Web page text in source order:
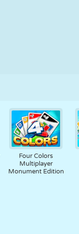
Four Colors
Multiplayer
Monument Edition